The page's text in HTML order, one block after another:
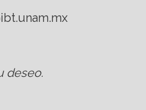
deseo.